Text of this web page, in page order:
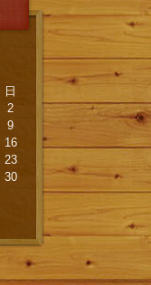
日
2
9
16
23
30